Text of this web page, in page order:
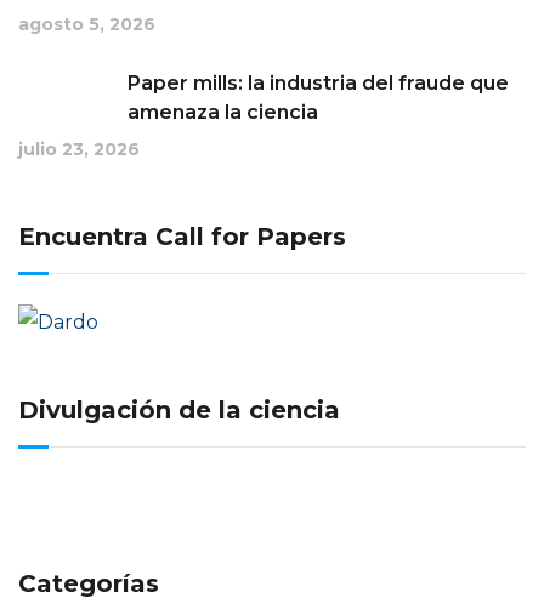
agosto 5, 2026
Paper mills: la industria del fraude que
amenaza la ciencia
julio 23, 2026
Encuentra Call for Papers
Divulgación de la ciencia
Categorías